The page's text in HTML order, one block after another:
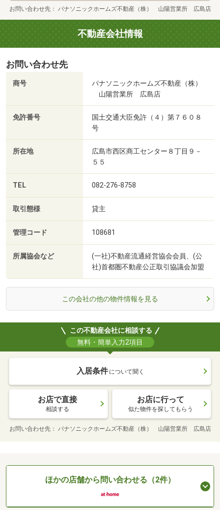
お問い合わせ先 パナソニックホームズ不動産（株） 山陽営業所 広島店
不動産会社情報
お問い合わせ先
商号
パナソニックホームズ不動産（株）
山陽営業所 広島店
免許番号
国土交通大臣免許（４）第７６０８
号
所在地
広島市西区商工センター８丁目９－
５５
TEL 082-276-8758
取引態様 貸主
管理コード 108681
所属協会など
(一社)不動産流通経営協会会員、(公
社)首都圏不動産公正取引協議会加盟
この会社の他の物件情報を見る
この不動産会社に相談する
無料・簡単入力2項目
入居条件 について聞く
お店で直接
相談する
お店に行って
似た物件を探してもらう
お問い合わせ先 パナソニックホームズ不動産（株） 山陽営業所 広島店
ほかの店舗から問い合わせる（2件）